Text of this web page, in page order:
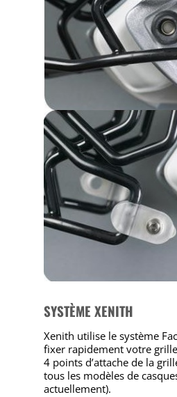
SYSTÈME XENITH
Xenith utilise le système
fixer rapidement votre
4 points d’attache de la
tous les modèles de
actuellement).